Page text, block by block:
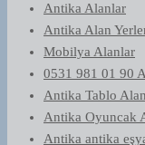
Antika Alanlar
Antika Alan
Mobilya Alanlar
0531 981 01 90
Antika Tablo
Antika Oyuncak
Antika antika